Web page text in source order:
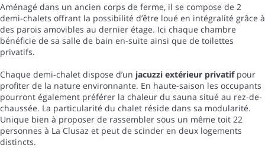
Aménagé dans un ancien corps de ferme, il se compose de 2
demi-chalets offrant la possibilité d’être loué en intégralité grâce à
des parois amovibles au dernier étage. Ici chaque chambre
bénéficie de sa salle de bain en-suite ainsi que de toilettes
privatifs.
Chaque demi-chalet dispose d’un jacuzzi extérieur privatifpour
profiter de la nature environnante. En haute-saison les occupants
pourront également préférer la chaleur du sauna situé au rez-de-
chaussée. La particularité du chalet réside dans sa modularité.
Unique bien à proposer de rassembler sous un même toit 22
personnes à La Clusaz et peut de scinder en deux logements
distincts.